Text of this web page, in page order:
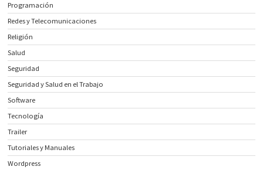
Programación
Redes y Telecomunicaciones
Religión
Salud
Seguridad
Seguridad y Salud en el Trabajo
Software
Tecnología
Trailer
Tutoriales y Manuales
Wordpress